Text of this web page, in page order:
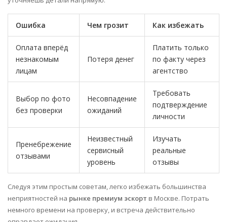
Ошибка Чем грозит Как избежать
Оплата вперёд
незнакомым
лицам
Потеря денег
Платить только
по факту через
агентство
Выбор по фото
без проверки
Несовпадение
ожиданий
Требовать
подтверждение
личности
Пренебрежение
отзывами
Неизвестный
сервисный
уровень
Изучать
реальные
отзывы
Следуя этим простым советам, легко избежать большинства
неприятностей на рынке премиум эскорт в Москве. Потрать
немного времени на проверку, и встреча действительно